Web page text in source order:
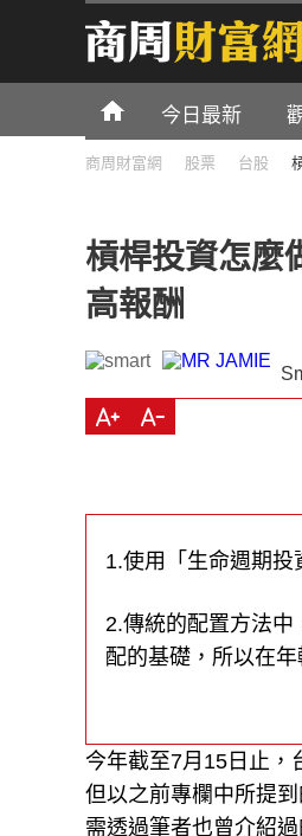
今日最新
商周財富網 股票 台股
槓桿投資怎麼
高報酬
2.傳統的配置方法中
今年截至7月15日止，
但以之前專欄中所提